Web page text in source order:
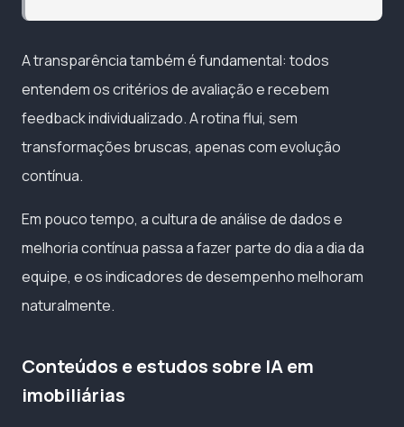
A transparência também é fundamental: todos
entendem os critérios de avaliação e recebem
feedback individualizado. A rotina flui, sem
transformações bruscas, apenas com evolução
contínua.
Em pouco tempo, a cultura de análise de dados e
melhoria contínua passa a fazer parte do dia a dia da
equipe, e os indicadores de desempenho melhoram
naturalmente.
Conteúdos e estudos sobre IA em
imobiliárias